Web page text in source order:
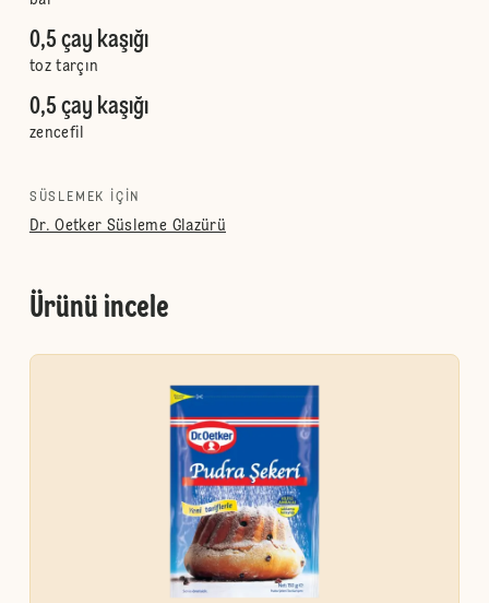
0,5 çay kaşığı
toz tarçın
0,5 çay kaşığı
zencefil
SÜSLEMEK IÇIN
Dr. Oetker Süsleme Glazürü
Ürünü incele